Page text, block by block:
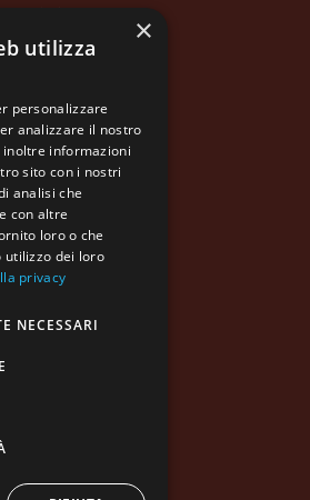
Azienda
Prodotti
legali
Contatti
DI FERRO S.p.A.
×
utilizza
personalizzare
analizzare il nostro
informazioni
sito con i nostri
analisi che
con altre
loro o che
utilizzo dei loro
privacy
NECESSARI